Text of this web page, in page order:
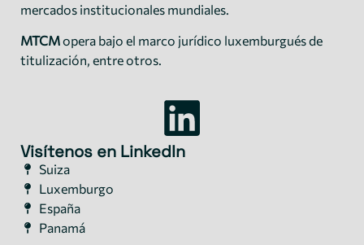
mercados institucionales mundiales.
MTCMopera bajo el marco jurídico luxemburgués de
titulización, entre otros.
Visítenos en LinkedIn
Suiza
Luxemburgo
España
Panamá